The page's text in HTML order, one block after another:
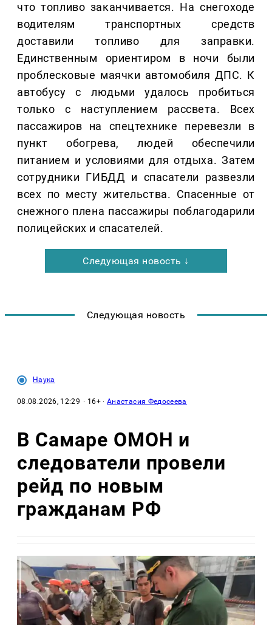
что топливо заканчивается. На снегоходе
водителям транспортных средств
доставили топливо для заправки.
Единственным ориентиром в ночи были
проблесковые маячки автомобиля ДПС. К
автобусу с людьми удалось пробиться
только с наступлением рассвета. Всех
пассажиров на спецтехнике перевезли в
пункт обогрева, людей обеспечили
питанием и условиями для отдыха. Затем
сотрудники ГИБДД и спасатели развезли
всех по месту жительства. Спасенные от
снежного плена пассажиры поблагодарили
полицейских и спасателей.
Следующая новость ↓
Следующая новость
Наука
08.08.2026, 12:29 · 16+ ·Анастасия Федосеева
В Самаре ОМОН и
следователи провели
рейд по новым
гражданам РФ